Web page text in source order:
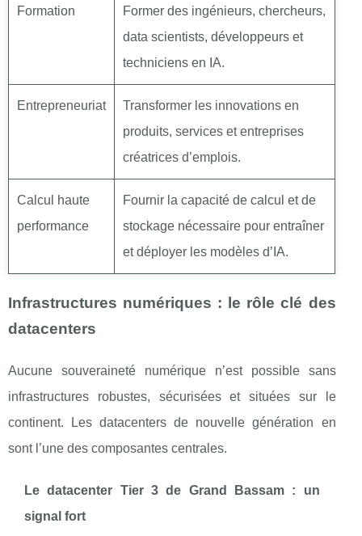
Formation
Former des ingénieurs, chercheurs,
data scientists, développeurs et
techniciens en IA.
Entrepreneuriat
Transformer les innovations en
produits, services et entreprises
créatrices d’emplois.
Calcul haute
performance
Fournir la capacité de calcul et de
stockage nécessaire pour entraîner
et déployer les modèles d’IA.
Infrastructures numériques : le rôle clé des
datacenters
Aucune souveraineté numérique n’est possible sans
infrastructures robustes, sécurisées et situées sur le
continent. Les datacenters de nouvelle génération en
sont l’une des composantes centrales.
Le datacenter Tier 3 de Grand Bassam : un
signal fort